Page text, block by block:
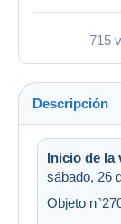
715
Descripción
Inicio de la
sábado, 26
Objeto